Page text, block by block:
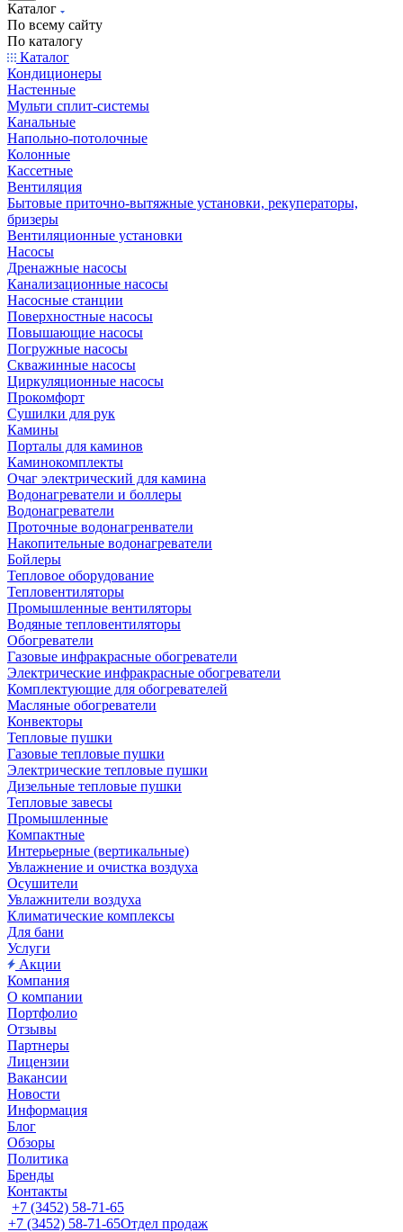
Каталог
По всему сайту
По каталогу
Каталог
Кондиционеры
Настенные
Мульти сплит-системы
Канальные
Напольно-потолочные
Колонные
Кассетные
Вентиляция
Бытовые приточно-вытяжные установки, рекуператоры,
бризеры
Вентиляционные установки
Насосы
Дренажные насосы
Канализационные насосы
Насосные станции
Поверхностные насосы
Повышающие насосы
Погружные насосы
Скважинные насосы
Циркуляционные насосы
Прокомфорт
Сушилки для рук
Камины
Порталы для каминов
Каминокомплекты
Очаг электрический для камина
Водонагреватели и боллеры
Водонагреватели
Проточные водонагренватели
Накопительные водонагреватели
Бойлеры
Тепловое оборудование
Тепловентиляторы
Промышленные вентиляторы
Водяные тепловентиляторы
Обогреватели
Газовые инфракрасные обогреватели
Электрические инфракрасные обогреватели
Комплектующие для обогревателей
Масляные обогреватели
Конвекторы
Тепловые пушки
Газовые тепловые пушки
Электрические тепловые пушки
Дизельные тепловые пушки
Тепловые завесы
Промышленные
Компактные
Интерьерные (вертикальные)
Увлажнение и очистка воздуха
Осушители
Увлажнители воздуха
Климатические комплексы
Для бани
Услуги
Акции
Компания
О компании
Портфолио
Отзывы
Партнеры
Лицензии
Вакансии
Новости
Информация
Блог
Обзоры
Политика
Бренды
Контакты
+7 (3452) 58-71-65
+7 (3452) 58-71-65Отдел продаж